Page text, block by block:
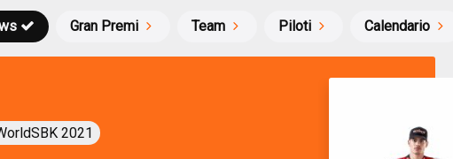
Gran Premi Team Piloti Calendario
2021